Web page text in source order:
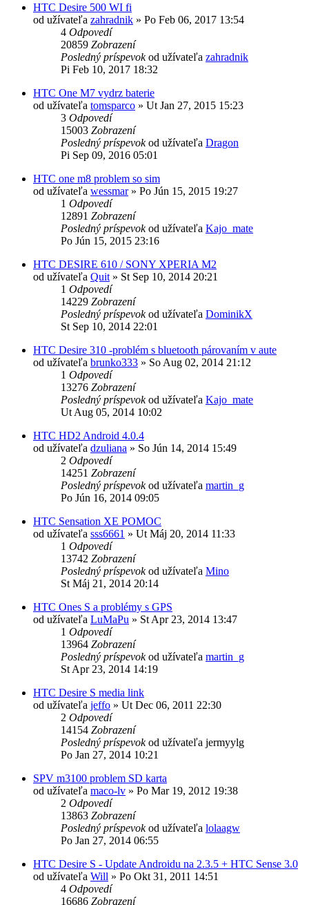
HTC Desire 500 WI fi
od užívateľa zahradnik » Po Feb 06, 2017 13:54
4 Odpovedí
20859 Zobrazení
Posledný príspevokod užívateľa zahradnik
Pi Feb 10, 2017 18:32
HTC One M7 vydrz baterie
od užívateľa tomsparco » Ut Jan 27, 2015 15:23
3 Odpovedí
15003 Zobrazení
Posledný príspevokod užívateľa Dragon
Pi Sep 09, 2016 05:01
HTC one m8 problem so sim
od užívateľa wessmar» Po Jún 15, 2015 19:27
1 Odpovedí
12891 Zobrazení
Posledný príspevokod užívateľa Kajo_mate
Po Jún 15, 2015 23:16
HTC DESIRE 610 / SONY XPERIA M2
od užívateľa Quit » St Sep 10, 2014 20:21
1 Odpovedí
14229 Zobrazení
Posledný príspevokod užívateľa DominikX
St Sep 10, 2014 22:01
HTC Desire 310 -problém s bluetooth párovaním v aute
od užívateľa brunko333 » So Aug 02, 2014 21:12
1 Odpovedí
13276 Zobrazení
Posledný príspevokod užívateľa Kajo_mate
Ut Aug 05, 2014 10:02
HTC HD2 Android 4.0.4
od užívateľa dzuliana » So Jún 14, 2014 15:49
2 Odpovedí
14251 Zobrazení
Posledný príspevokod užívateľa martin_g
Po Jún 16, 2014 09:05
HTC Sensation XE POMOC
od užívateľa sss6661 » Ut Máj 20, 2014 11:33
1 Odpovedí
13742 Zobrazení
Posledný príspevokod užívateľa Mino
St Máj 21, 2014 20:14
HTC Ones S a problémy s GPS
od užívateľa LuMaPu » St Apr 23, 2014 13:47
1 Odpovedí
13964 Zobrazení
Posledný príspevokod užívateľa martin_g
St Apr 23, 2014 14:19
HTC Desire S media link
od užívateľa jeffo » Ut Dec 06, 2011 22:30
2 Odpovedí
14154 Zobrazení
Posledný príspevokod užívateľa jermyylg
Po Jan 27, 2014 10:21
SPV m3100 problem SD karta
od užívateľa maco-lv » Po Mar 19, 2012 19:38
2 Odpovedí
13863 Zobrazení
Posledný príspevokod užívateľa lolaagw
Po Jan 27, 2014 06:55
HTC Desire S - Update Androidu na 2.3.5 + HTC Sense 3.0
od užívateľa Will » Po Okt 31, 2011 14:51
4 Odpovedí
16686 Zobrazení